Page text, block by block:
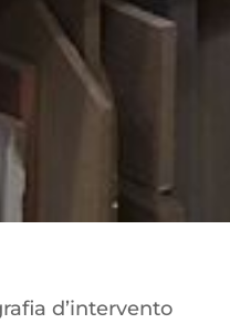
d’intervento